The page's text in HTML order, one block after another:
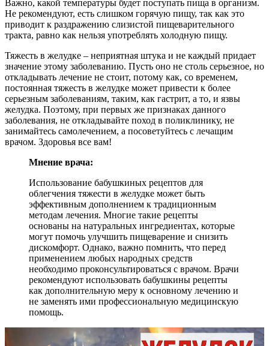
Важно, какой температуры будет поступать пища в организм.
Не рекомендуют, есть слишком горячую пищу, так как это
приводит к раздражению слизистой пищеварительного
тракта, равно как нельзя употреблять холодную пищу.
Тяжесть в желудке – неприятная штука и не каждый придает
значение этому заболеванию. Пусть оно не столь серьезное, но
откладывать лечение не стоит, потому как, со временем,
постоянная тяжесть в желудке может привести к более
серьезным заболеваниям, таким, как гастрит, а то, и язвы
желудка. Поэтому, при первых же признаках данного
заболевания, не откладывайте поход в поликлинику, не
занимайтесь самолечением, а посоветуйтесь с лечащим
врачом. Здоровья все вам!
Мнение врача:
Использование бабушкиных рецептов для
облегчения тяжести в желудке может быть
эффективным дополнением к традиционным
методам лечения. Многие такие рецепты
основаны на натуральных ингредиентах, которые
могут помочь улучшить пищеварение и снизить
дискомфорт. Однако, важно помнить, что перед
применением любых народных средств
необходимо проконсультироваться с врачом. Врачи
рекомендуют использовать бабушкины рецепты
как дополнительную меру к основному лечению и
не заменять ими профессиональную медицинскую
помощь.